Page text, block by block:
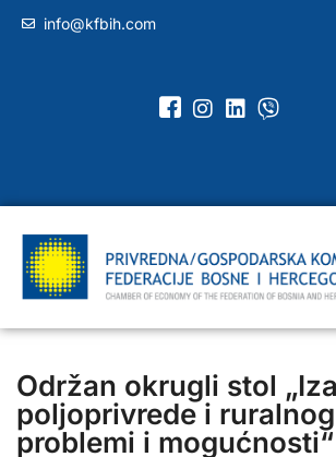
info@kfbih.com
Održan okrugli stol
poljoprivrede i
problemi i mogućnosti“